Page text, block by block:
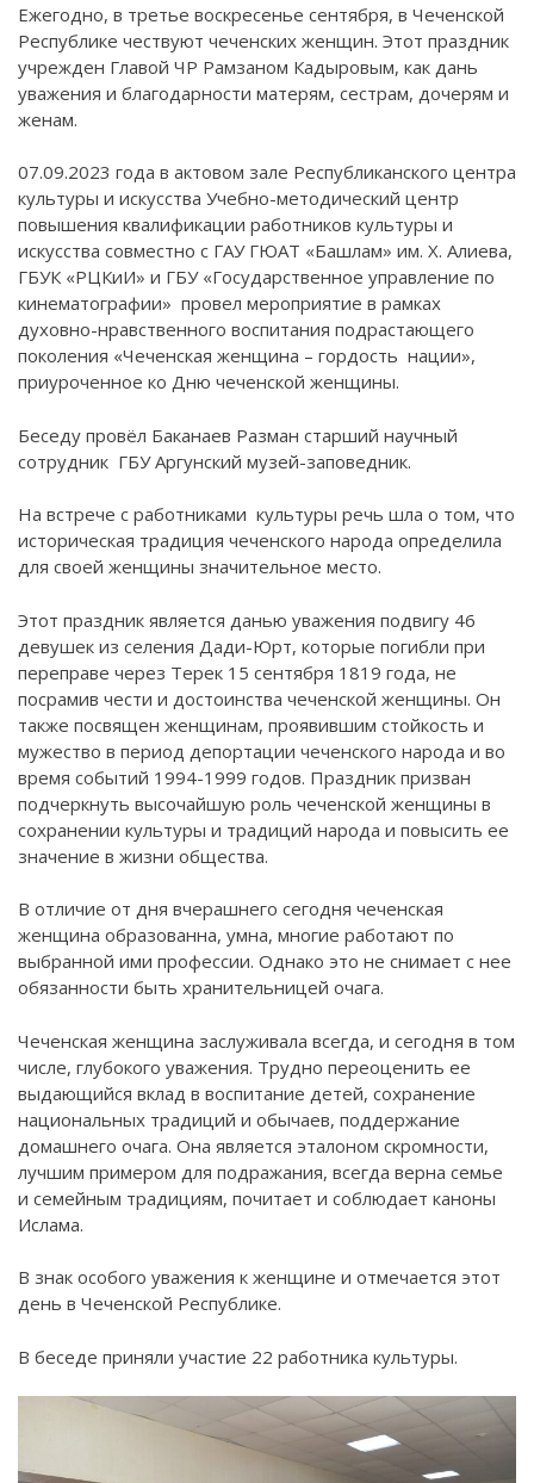
Ежегодно, в третье воскресенье сентября, в Чеченской
Республике чествуют чеченских женщин. Этот праздник
учрежден Главой ЧР Рамзаном Кадыровым, как дань
уважения и благодарности матерям, сестрам, дочерям и
женам.
07.09.2023 года в актовом зале Республиканского центра
культуры и искусства Учебно-методический центр
повышения квалификации работников культуры и
искусства совместно с ГАУ ГЮАТ «Башлам» им. Х. Алиева,
ГБУК «РЦКиИ» и ГБУ «Государственное управление по
кинематографии» провел мероприятие в рамках
духовно-нравственного воспитания подрастающего
поколения «Чеченская женщина – гордость нации»,
приуроченное ко Дню чеченской женщины.
Беседу провёл Баканаев Разман старший научный
сотрудник ГБУ Аргунский музей-заповедник.
На встрече с работниками культуры речь шла о том, что
историческая традиция чеченского народа определила
для своей женщины значительное место.
Этот праздник является данью уважения подвигу 46
девушек из селения Дади-Юрт, которые погибли при
переправе через Терек 15 сентября 1819 года, не
посрамив чести и достоинства чеченской женщины. Он
также посвящен женщинам, проявившим стойкость и
мужество в период депортации чеченского народа и во
время событий 1994-1999 годов. Праздник призван
подчеркнуть высочайшую роль чеченской женщины в
сохранении культуры и традиций народа и повысить ее
значение в жизни общества.
В отличие от дня вчерашнего сегодня чеченская
женщина образованна, умна, многие работают по
выбранной ими профессии. Однако это не снимает с нее
обязанности быть хранительницей очага.
Чеченская женщина заслуживала всегда, и сегодня в том
числе, глубокого уважения. Трудно переоценить ее
выдающийся вклад в воспитание детей, сохранение
национальных традиций и обычаев, поддержание
домашнего очага. Она является эталоном скромности,
лучшим примером для подражания, всегда верна семье
и семейным традициям, почитает и соблюдает каноны
Ислама.
В знак особого уважения к женщине и отмечается этот
день в Чеченской Республике.
В беседе приняли участие 22 работника культуры.